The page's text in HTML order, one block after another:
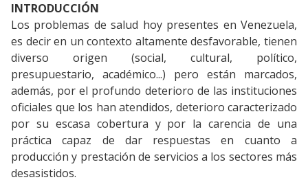
INTRODUCCIÓN
Los problemas de salud hoy presentes en Venezuela,
es decir en un contexto altamente desfavorable, tienen
diverso origen (social, cultural, político,
presupuestario, académico...) pero están marcados,
además, por el profundo deterioro de las instituciones
oficiales que los han atendidos, deterioro caracterizado
por su escasa cobertura y por la carencia de una
práctica capaz de dar respuestas en cuanto a
producción y prestación de servicios a los sectores más
desasistidos.